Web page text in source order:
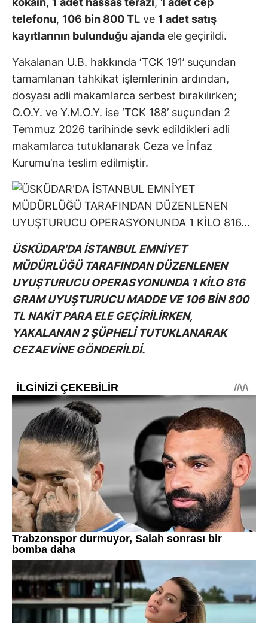
telefonu, 106 bin 800 TL ve 1 adet satış
kayıtlarının bulunduğu ajanda ele geçirildi.
Yakalanan U.B. hakkında ‘TCK 191’ suçundan
tamamlanan tahkikat işlemlerinin ardından,
dosyası adli makamlarca serbest bırakılırken;
O.O.Y. ve Y.M.O.Y. ise ‘TCK 188’ suçundan 2
Temmuz 2026 tarihinde sevk edildikleri adli
makamlarca tutuklanarak Ceza ve İnfaz
Kurumu’na teslim edilmiştir.
ÜSKÜDAR'DA İSTANBUL EMNİYET
MÜDÜRLÜĞÜ TARAFINDAN DÜZENLENEN
UYUŞTURUCU OPERASYONUNDA 1 KİLO 816
GRAM UYUŞTURUCU MADDE VE 106 BİN 800
TL NAKİT PARA ELE GEÇİRİLİRKEN,
YAKALANAN 2 ŞÜPHELİ TUTUKLANARAK
CEZAEVİNE GÖNDERİLDİ.